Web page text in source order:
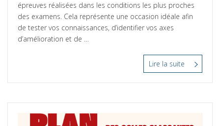
épreuves réalisées dans les conditions les plus proches
des examens. Cela représente une occasion idéale afin
de tester vos connaissances, d’identifier vos axes
d’amélioration et de …
Lire la suite “Examens
Blancs